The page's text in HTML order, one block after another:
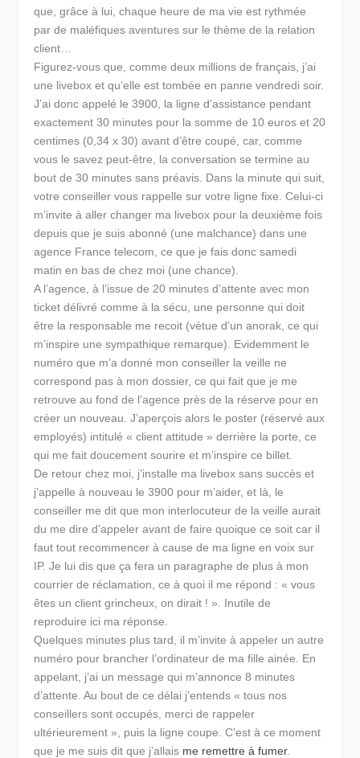
que, grâce à lui, chaque heure de ma vie est rythmée
par de maléfiques aventures sur le thème de la relation
client…
Figurez-vous que, comme deux millions de français, j’ai
une livebox et qu’elle est tombée en panne vendredi soir.
J’ai donc appelé le 3900, la ligne d’assistance pendant
exactement 30 minutes pour la somme de 10 euros et 20
centimes (0,34 x 30) avant d’être coupé, car, comme
vous le savez peut-être, la conversation se termine au
bout de 30 minutes sans préavis. Dans la minute qui suit,
votre conseiller vous rappelle sur votre ligne fixe. Celui-ci
m’invite à aller changer ma livebox pour la deuxième fois
depuis que je suis abonné (une malchance) dans une
agence France telecom, ce que je fais donc samedi
matin en bas de chez moi (une chance).
A l’agence, à l’issue de 20 minutes d’attente avec mon
ticket délivré comme à la sécu, une personne qui doit
être la responsable me recoit (vétue d’un anorak, ce qui
m’inspire une sympathique remarque). Evidemment le
numéro que m’a donné mon conseiller la veille ne
correspond pas à mon dossier, ce qui fait que je me
retrouve au fond de l’agence près de la réserve pour en
créer un nouveau. J’aperçois alors le poster (réservé aux
employés) intitulé « client attitude » derrière la porte, ce
qui me fait doucement sourire et m’inspire ce billet.
De retour chez moi, j’installe ma livebox sans succès et
j’appelle à nouveau le 3900 pour m’aider, et là, le
conseiller me dit que mon interlocuteur de la veille aurait
du me dire d’appeler avant de faire quoique ce soit car il
faut tout recommencer à cause de ma ligne en voix sur
IP. Je lui dis que ça fera un paragraphe de plus à mon
courrier de réclamation, ce à quoi il me répond : « vous
êtes un client grincheux, on dirait ! ». Inutile de
reproduire ici ma réponse.
Quelques minutes plus tard, il m’invite à appeler un autre
numéro pour brancher l’ordinateur de ma fille ainée. En
appelant, j’ai un message qui m’annonce 8 minutes
d’attente. Au bout de ce délai j’entends « tous nos
conseillers sont occupés, merci de rappeler
ultérieurement », puis la ligne coupe. C’est à ce moment
que je me suis dit que j’allais me remettre à fumer.